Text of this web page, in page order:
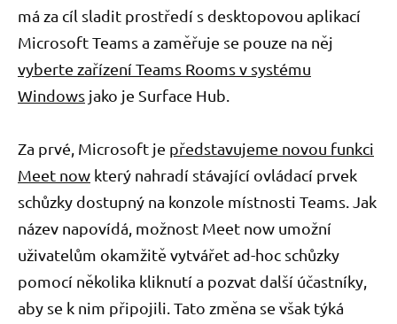
má za cíl sladit prostředí s desktopovou aplikací
Microsoft Teams a zaměřuje se pouze na něj
vyberte zařízení Teams Rooms v systému
Windows jako je Surface Hub.
Za prvé, Microsoft je představujeme novou funkci
Meet now který nahradí stávající ovládací prvek
schůzky dostupný na konzole místnosti Teams. Jak
název napovídá, možnost Meet now umožní
uživatelům okamžitě vytvářet ad-hoc schůzky
pomocí několika kliknutí a pozvat další účastníky,
aby se k nim připojili. Tato změna se však týká